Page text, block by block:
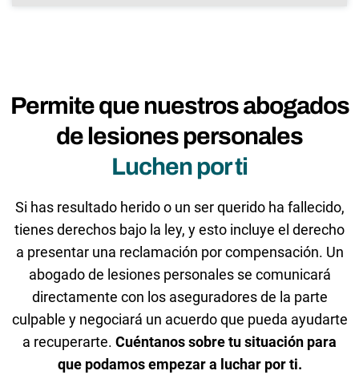
Permite que nuestros abogados
de lesiones personales
Luchen por ti
Si has resultado herido o un ser querido ha fallecido,
tienes derechos bajo la ley, y esto incluye el derecho
a presentar una reclamación por compensación. Un
abogado de lesiones personales se comunicará
directamente con los aseguradores de la parte
culpable y negociará un acuerdo que pueda ayudarte
a recuperarte. Cuéntanos sobre tu situación para
que podamos empezar a luchar por ti.